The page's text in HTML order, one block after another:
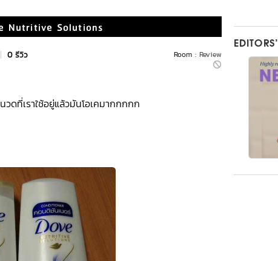
Nutritive Solutions
Room : Review
| 0 รีวิว
ดที่เราใช้อยู่แล้วมันโอเคมากกกกก